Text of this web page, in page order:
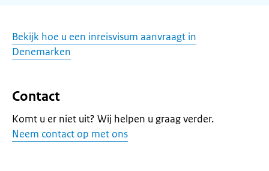
Bekijk hoe u een inreisvisum aanvraagt in
Denemarken
Contact
Komt u er niet uit? Wij helpen u graag verder.
Neem contact op met ons